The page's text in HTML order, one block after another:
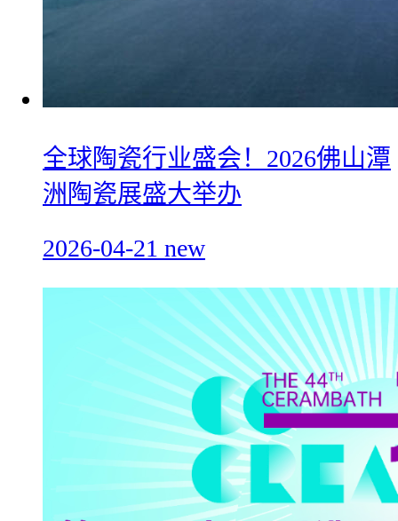
全球陶瓷行业盛会！2026佛山潭
洲陶瓷展盛大举办
2026-04-21 new